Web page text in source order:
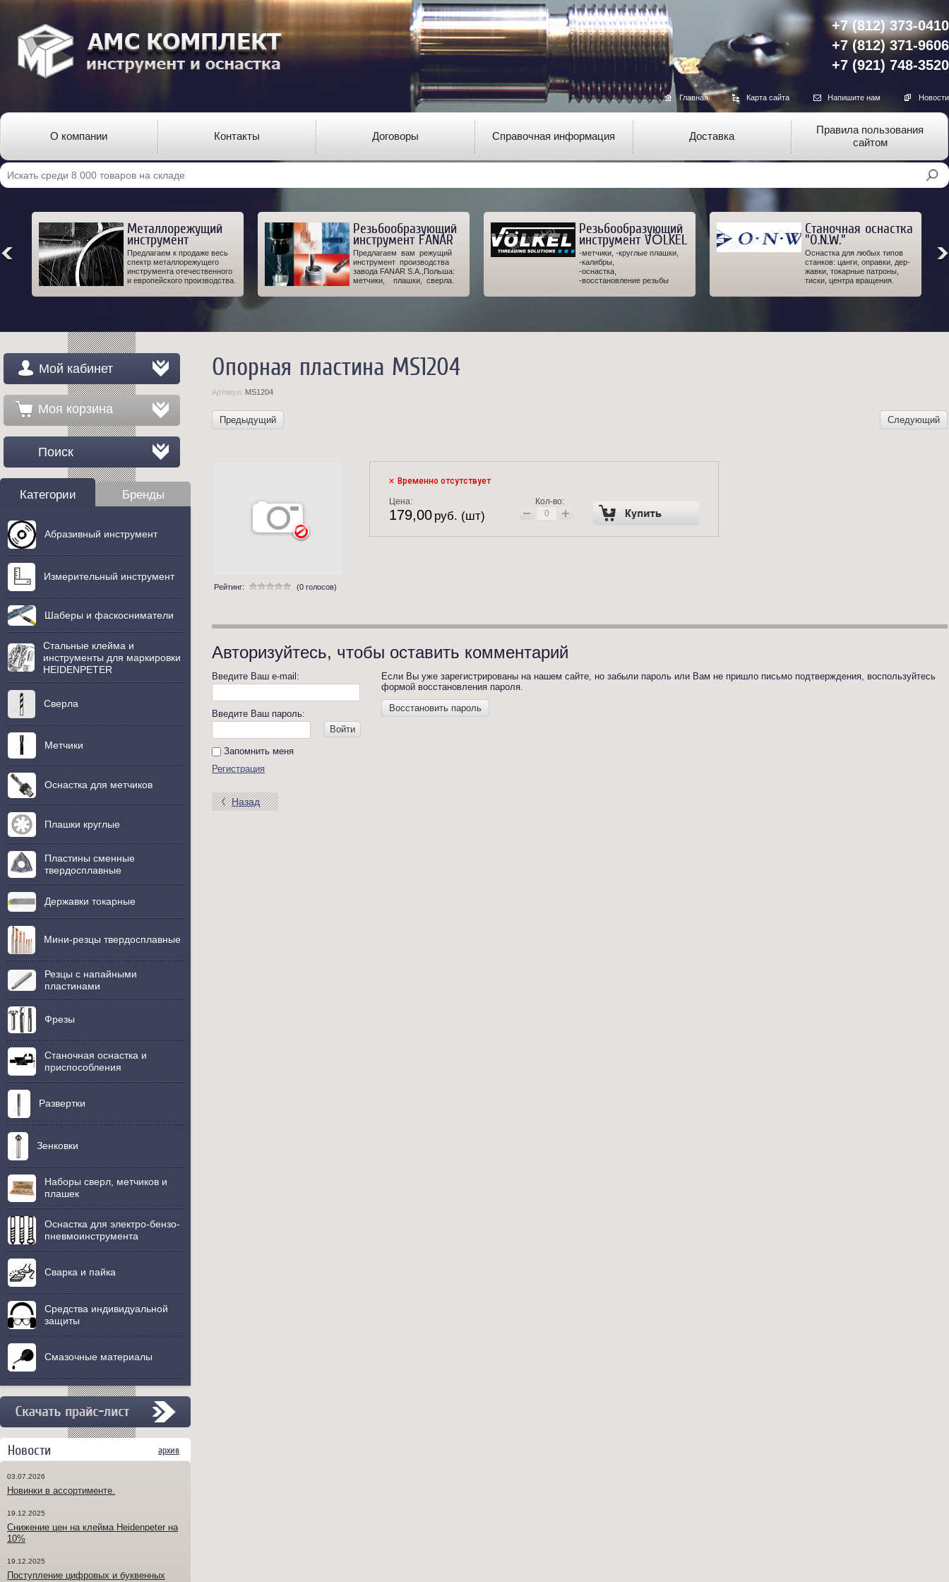
+7 (812) 373-0410
+7 (812) 371-9606
+7 (921) 748-3520
О компании Контакты Договоры Справочная информация Доставка
Правила пользования
сайтом
Главная Карта сайта Напишите нам Новости
Металлорежущий
инструмент
Предлагаем к продаже весь
спектр металлорежущего
инструмента отечественного
и европейского производства.
Резьбообразующий
инструмент FANAR
Предлагаем вам режущий
инструмент производства
завода FANAR S.A.,Польша:
метчики, плашки, сверла.
Резьбообразующий
инструмент VÖLKEL
-метчики, -круглые плашки,
-калибры,
-оснастка,
-восстановление резьбы
Станочная оснастка
"O.N.W."
Оснастка для любых типов
станков: цанги, оправки, дер-
жавки, токарные патроны,
тиски, центра вращения.
Опорная пластина MS1204
Артикул: MS1204
Предыдущий Следующий
Рейтинг: (0 голосов)
Временно отсутствует
Цена:
179,00 руб. (шт)
Кол-во:
Авторизуйтесь, чтобы оставить комментарий
Введите Ваш e-mail:
Введите Ваш пароль:
Войти
Запомнить меня
Регистрация
Если Вы уже зарегистрированы на нашем сайте, но забыли пароль или Вам не пришло письмо подтверждения, воспользуйтесь
формой восстановления пароля.
Восстановить пароль
Назад
Мой кабинет
Моя корзина
Поиск
Категории Бренды
Абразивный инструмент
Измерительный инструмент
Шаберы и фаскосниматели
Стальные клейма и
инструменты для маркировки
HEIDENPETER
Сверла
Метчики
Оснастка для метчиков
Плашки круглые
Пластины сменные
твердосплавные
Державки токарные
Мини-резцы твердосплавные
Резцы с напайными
пластинами
Фрезы
Станочная оснастка и
приспособления
Развертки
Зенковки
Наборы сверл, метчиков и
плашек
Оснастка для электро-бензо-
пневмоинструмента
Сварка и пайка
Средства индивидуальной
защиты
Смазочные материалы
Новости архив
03.07.2026
Новинки в ассортименте.
19.12.2025
Снижение цен на клейма Heidenpeter на
10%
19.12.2025
Поступление цифровых и буквенных